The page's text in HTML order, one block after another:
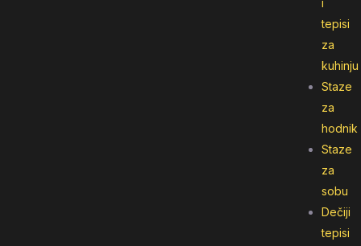
i
tepisi
za
kuhinju
Staze
za
hodnik
Staze
za
sobu
Dečiji
tepisi